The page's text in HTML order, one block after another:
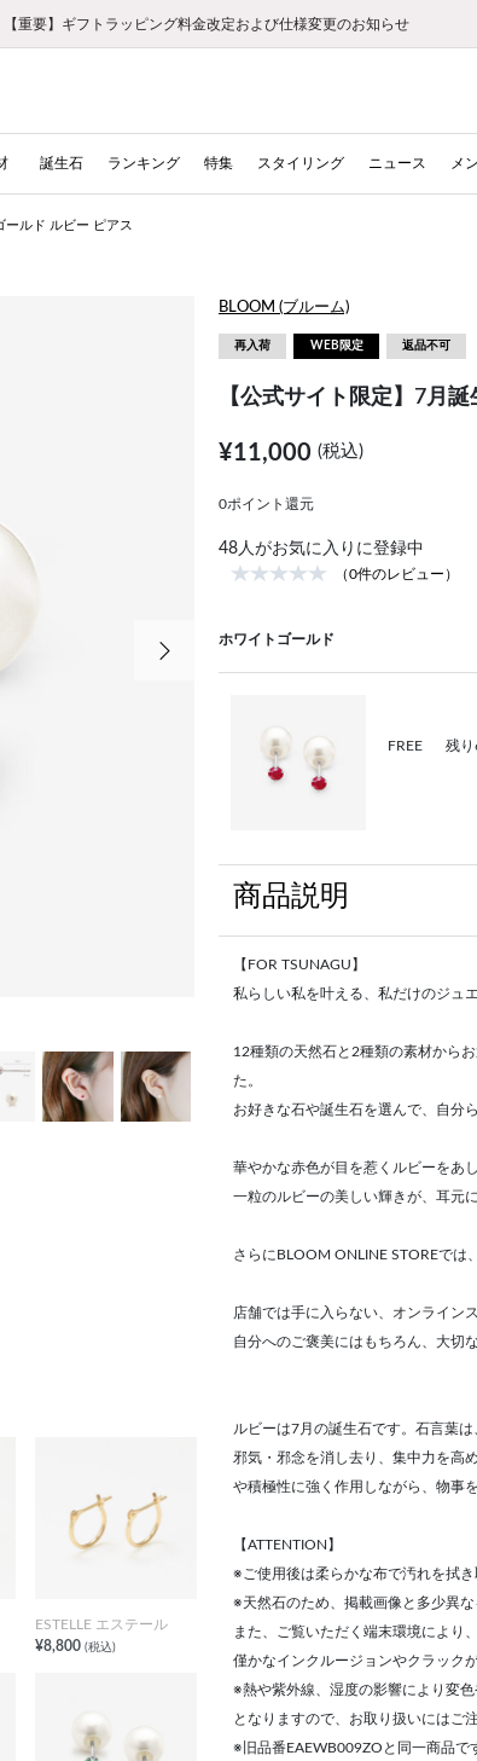
お修理・アフターサービスのご案内
【重要】令和８年熊本地震に伴う集配への影響について
【重要】ギフトラッピング料金改定および仕様変更のお知らせ
【重要】夏季休業の営業についてのご案内
税込5,500円以上で送料無料｜最短24時間以内に発送
新規会員登録で1000ポイントプレゼント！
LINE友だち登録で500円クーポンプレゼント
会員限定！レビュー投稿で100ポイントプレゼント
お修理・アフターサービスのご案内
【重要】令和８年熊本地震に伴う集配への影響について
誕生石 ランキング 特集 スタイリング ニュース メ
ールド ルビー ピアス
ESTELLE エステール
¥8,800 (税込)
BLOOM (ブルーム)
再入荷 WEB限定 返品不可
【公式サイト限定】7月
¥11,000 (税込)
0ポイント還元
48人がお気に入りに登録中
（0件のレビュー）
ホワイトゴールド
FREE 残
商品説明
【FOR TSUNAGU】
私らしい私を叶える、私だけのジュ
12種類の天然石と2種類の素材から
た。
お好きな石や誕生石を選んで、自分
華やかな赤色が目を惹くルビーをあ
一粒のルビーの美しい輝きが、耳元
さらにBLOOM ONLINE STOREでは
店舗では手に入らない、オンライン
自分へのご褒美にはもちろん、大切
ルビーは7月の誕生石です。石言葉
邪気・邪念を消し去り、集中力を高
や積極性に強く作用しながら、物事
【ATTENTION】
※ご使用後は柔らかな布で汚れを拭
※天然石のため、掲載画像と多少異
また、ご覧いただく端末環境により
僅かなインクルージョンやクラック
※熱や紫外線、湿度の影響により変
となりますので、お取り扱いにはご
※旧品番EAEWB009ZOと同一商品で